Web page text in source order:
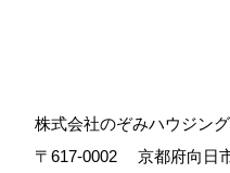
株式会社のぞみハウジング
〒617-0002
京都府向日